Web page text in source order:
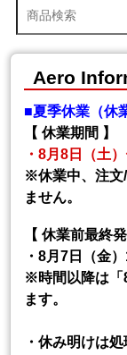
Aero
■夏季休業（休
【 休業期間 】
・8月8日（土
※休業中、注文
ません。
【 休業前最終
・8月7日（金
※時間以降は「
ます。
・休み明けは